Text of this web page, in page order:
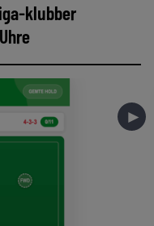
klubber
►